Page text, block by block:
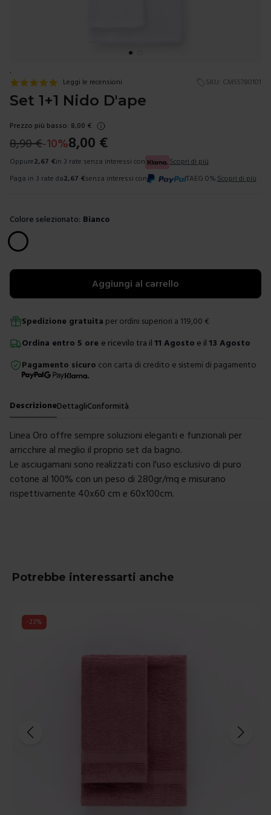
.
Leggi le recensioni SKU: CM55780101
Set 1+1 Nido D'ape
Prezzo più basso: 8,00 €
8,90€-10%8,00 €
Oppure2,67 €in 3 rate senza interessi con
Scopri di più
Paga in 3 rate da2,67 €senza interessi con TAEG 0%. Scopri di più
Colore selezionato: Bianco
Scegli un colore
Aggiungi al carrello
Spedizione gratuita per ordini superiori a 119,00 €
Ordina entro 5 ore e ricevilo tra il 11 Agosto e il 13 Agosto
Pagamento sicuro con carta di credito e sistemi di pagamento
DescrizioneDettagliConformità
Linea Oro offre sempre soluzioni eleganti e funzionali per
arricchire al meglio il proprio set da bagno.
Le asciugamani sono realizzati con l'uso esclusivo di puro
cotone al 100% con un peso di 280gr/mq e misurano
rispettivamente 40x60 cm e 60x100cm.
Potrebbe interessarti anche
-23%